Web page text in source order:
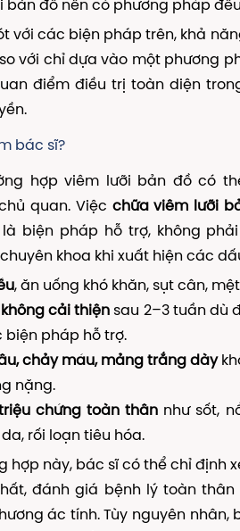
bản đồ nên có phương pháp
với các biện pháp trên, khả
với chỉ dựa vào một phương
điểm điều trị toàn diện
bác sĩ?
hợp viêm lưỡi bản đồ có
quan. Việc chữa viêm lưỡi
biện pháp hỗ trợ, không
khoa khi xuất hiện các
, ăn uống khó khăn, sụt cân,
cải thiện sau 2–3 tuần dù
pháp hỗ trợ.
chảy máu, mảng trắng dày
nặng.
chứng toàn thân như sốt,
rối loạn tiêu hóa.
hợp này, bác sĩ có thể chỉ định
đánh giá bệnh lý toàn thân
ác tính. Tùy nguyên nhân,